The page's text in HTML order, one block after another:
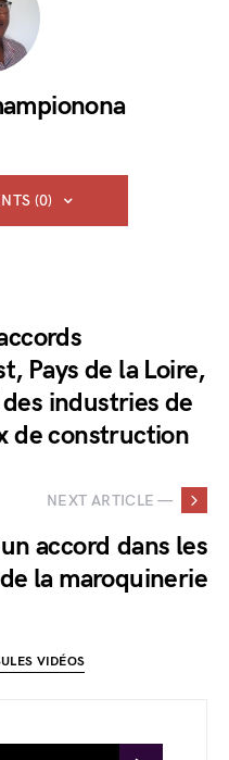
(0)
Pays de la Loire,
industries de
de construction
NEXT ARTICLE —
accord dans les
la maroquinerie
VIDÉOS